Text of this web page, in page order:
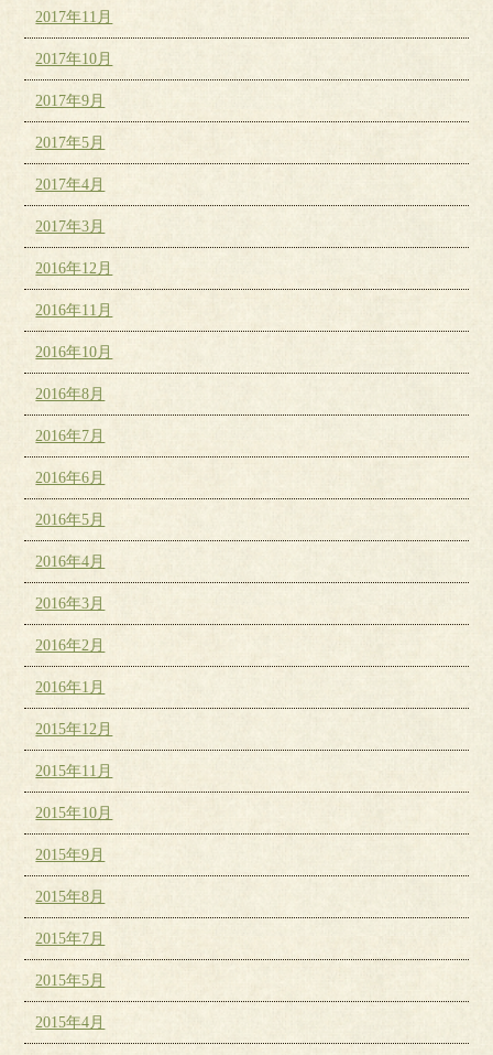
2017年11月
2017年10月
2017年9月
2017年5月
2017年4月
2017年3月
2016年12月
2016年11月
2016年10月
2016年8月
2016年7月
2016年6月
2016年5月
2016年4月
2016年3月
2016年2月
2016年1月
2015年12月
2015年11月
2015年10月
2015年9月
2015年8月
2015年7月
2015年5月
2015年4月